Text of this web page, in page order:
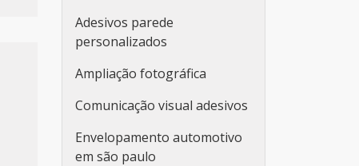
Adesivos parede
personalizados
Ampliação fotográfica
Comunicação visual adesivos
Envelopamento automotivo
em são paulo